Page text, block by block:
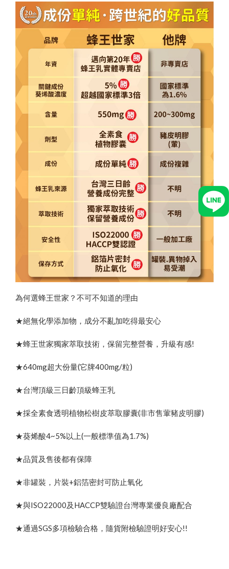
為何選蜂王世家？不可不知道的理由
★絕無化學添加物，成分不亂加吃得最安心
★蜂王世家獨家萃取技術，保留完整營養，升級有感!
★640mg超大份量(它牌400mg/粒)
★台灣頂級三日齡頂級蜂王乳
★採全素食透明植物松樹皮萃取膠囊(非市售葷豬皮明膠)
★葵烯酸4~5%以上(一般標準值為1.7%)
★品質及售後都有保障
★非罐裝，片裝+鋁箔密封可防止氧化
★與ISO22000及HACCP雙驗證台灣專業優良廠配合
★通過SGS多項檢驗合格，隨貨附檢驗證明好安心!!